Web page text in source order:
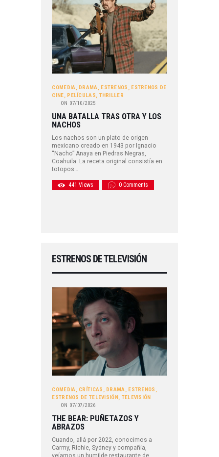
COMEDIA, DRAMA, ESTRENOS , ESTRENOS DE
CINE, PELÍCULAS, THRILLER
ON 07/10/2025
UNA BATALLA TRAS OTRA Y LOS
NACHOS
Los nachos son un plato de origen
mexicano creado en 1943 por Ignacio
“Nacho” Anaya en Piedras Negras,
Coahuila. La receta original consistía en
totopos…
441 Views 0 Comments
ESTRENOS DE TELEVISIÓN
COMEDIA, CRÍTICAS , DRAMA, ESTRENOS ,
ESTRENOS DE TELEVISIÓN , TELEVISIÓN
ON 07/07/2026
THE BEAR: PUÑETAZOS Y
ABRAZOS
Cuando, allá por 2022, conocimos a
Carmy, Richie, Sydney y compañía,
veíamos un humilde restaurante de